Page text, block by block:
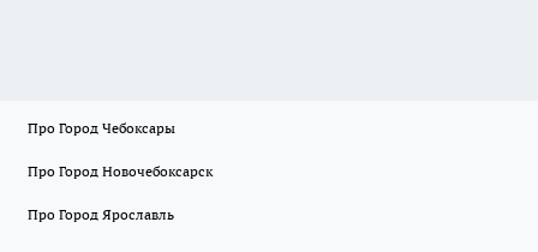
Про Город Чебоксары
Про Город Новочебоксарск
Про Город Ярославль